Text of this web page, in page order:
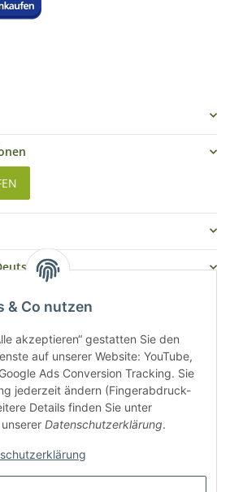
& Co nutzen
akzeptieren“ gestatten Sie den
auf unserer Website: YouTube,
Ads Conversion Tracking. Sie
jederzeit ändern (Fingerabdruck-
Details finden Sie unter
Datenschutzerklärung.
Weinbaugebiete in Österreich